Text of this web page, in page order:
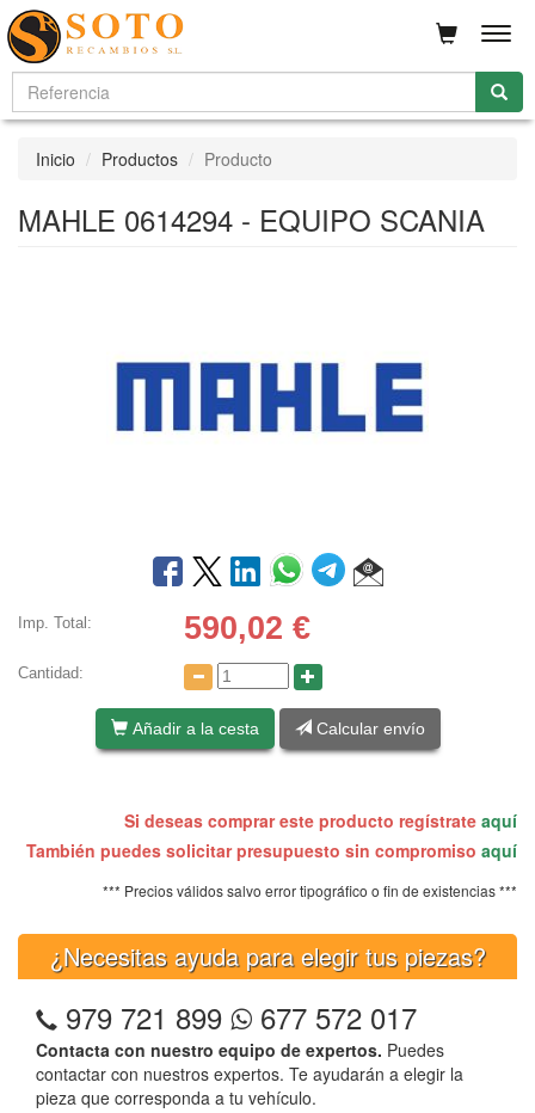
Inicio Productos Producto
MAHLE 0614294 - EQUIPO SCANIA
Imp. Total: 590,02 €
Cantidad:
Añadir a la cesta Calcular envío
Si deseas comprar este producto regístrate aquí
También puedes solicitar presupuesto sin compromiso aquí
*** Precios válidos salvo error tipográfico o fin de existencias ***
¿Necesitas ayuda para elegir tus piezas?
979 721 899 677 572 017
Contacta con nuestro equipo de expertos. Puedes
contactar con nuestros expertos. Te ayudarán a elegir la
pieza que corresponda a tu vehículo.